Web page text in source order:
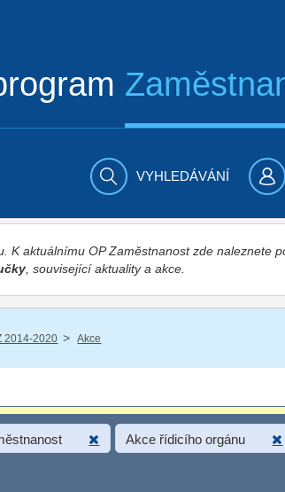
VYHLEDÁVÁNÍ
K aktuálnímu OP Zaměstnanost zde naleznete
, související aktuality a akce.
2014-2020 / Akce
Akce řídicího orgánu